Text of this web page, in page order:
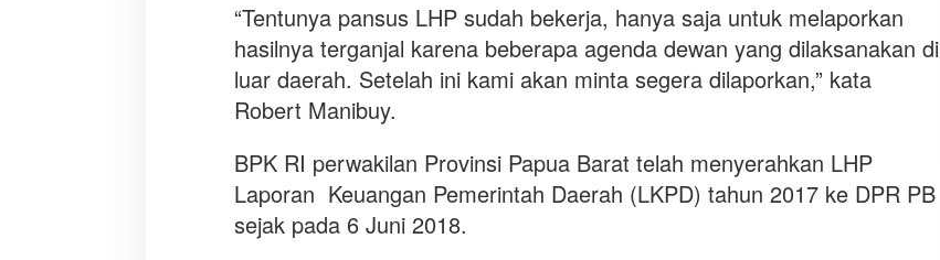
a
s
i
l
K
r
j
a
“Tentunya pansus LHP sudah bekerja, hanya saja untuk melaporkan
hasilnya terganjal karena beberapa agenda dewan yang dilaksanakan di
luar daerah. Setelah ini kami akan minta segera dilaporkan,” kata
Robert Manibuy.
BPK RI perwakilan Provinsi Papua Barat telah menyerahkan LHP
Laporan Keuangan Pemerintah Daerah (LKPD) tahun 2017 ke DPR PB
sejak pada 6 Juni 2018.